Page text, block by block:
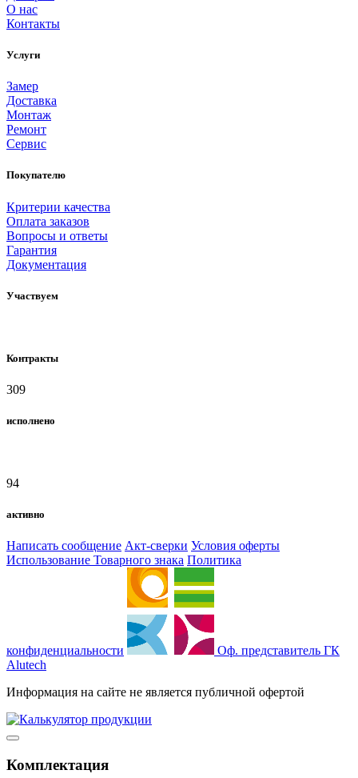
О нас
Контакты
Услуги
Замер
Доставка
Монтаж
Ремонт
Сервис
Покупателю
Критерии качества
Оплата заказов
Вопросы и ответы
Гарантия
Документация
Участвуем
Контракты
309
исполнено
94
активно
Написать сообщение Акт-сверки Условия оферты
Использование Товарного знака Политика
конфиденциальности
Оф. представитель ГК
Alutech
Информация на сайте не является публичной офертой
Комплектация